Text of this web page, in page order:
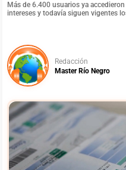
Más de 6.400 usuarios ya
intereses y todavía siguen vigentes
Redacción
Master Río Negro